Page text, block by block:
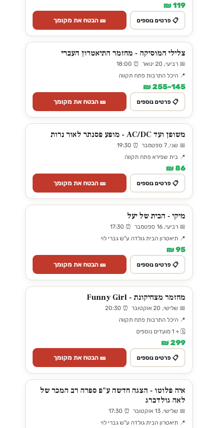
119 ₪
📋 פרטים נוספים 🎫 הבטח את מקומך
צלילי המוסיקה - מחזמר התיאטרון העברי
📅 רביעי, 20 ינואר ⏰ 18:00
📍 היכל התרבות פתח תקווה
145–255 ₪
📋 פרטים נוספים 🎫 הבטח את מקומך
משופן ועד AC/DC - מופע פסנתר לאור נרות
📅 שני, 7 ספטמבר ⏰ 19:30
📍 בית שפירא פתח תקווה
86 ₪
📋 פרטים נוספים 🎫 הבטח את מקומך
מיקי - הבית של יעל
📅 רביעי, 16 ספטמבר ⏰ 17:30
📍 תיאטרון הבית גולדה ע"ש גברי לוי
95 ₪
📋 פרטים נוספים 🎫 הבטח את מקומך
מחזמר מצחיקונת - Funny Girl
📅 שלישי, 20 אוקטובר ⏰ 20:30
📍 היכל התרבות פתח תקווה
🗓️ + 1 מועדים נוספים
299 ₪
📋 פרטים נוספים 🎫 הבטח את מקומך
איה פלוטו - הצגה חדשה ע"פ ספרה רב המכר של
לאה גולדברג
📅 שלישי, 13 אוקטובר ⏰ 17:30
📍 תיאטרון הבית גולדה ע"ש גברי לוי